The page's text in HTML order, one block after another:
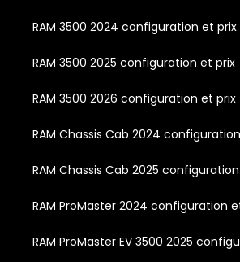
RAM 3500 2024 configuration et prix
RAM 3500 2025 configuration et prix
RAM 3500 2026 configuration et prix
RAM Chassis Cab 2024
RAM Chassis Cab 2025
RAM ProMaster 2024 configuration
RAM ProMaster EV 3500 2025